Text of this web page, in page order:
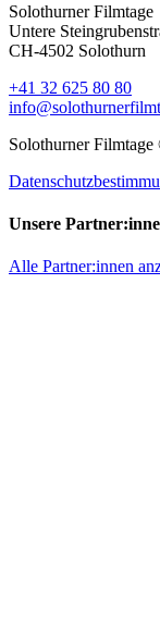
Solothurner Filmtage
Untere
CH-4502 Solothurn
+41 32 625 80 80
Solothurner
Unsere
Alle Partner:innen